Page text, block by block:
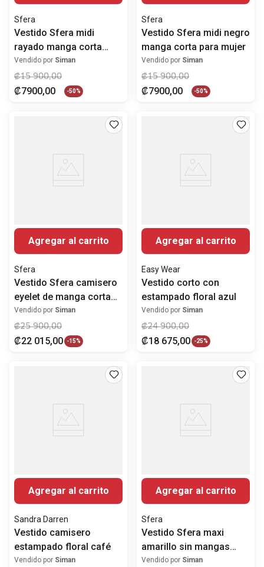
Sfera
Vestido Sfera midi
rayado manga corta
para mujer
Vendido por Siman
₡15 900,00
₡7900,00 -50%
Sfera
Vestido Sfera midi negro
manga corta para mujer
Vendido por Siman
₡15 900,00
₡7900,00 -50%
Agregar al carrito
Sfera
Vestido Sfera camisero
eyelet de manga corta
para mujer
Vendido por Siman
₡25 900,00
₡22 015,00 -15%
Agregar al carrito
Easy Wear
Vestido corto con
estampado floral azul
Vendido por Siman
₡24 900,00
₡18 675,00 -25%
Agregar al carrito
Sandra Darren
Vestido camisero
estampado floral café
Vendido por Siman
Agregar al carrito
Sfera
Vestido Sfera maxi
amarillo sin mangas
para mujer
Vendido por Siman